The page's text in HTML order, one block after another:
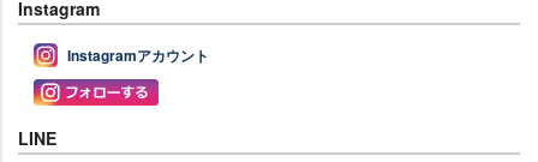
Instagram
Instagramアカウント
LINE